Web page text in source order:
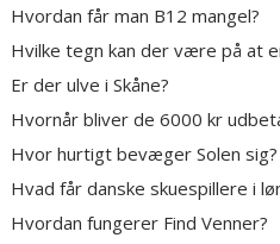
Hvordan får man B12 mangel?
Hvilke tegn kan der være på at
Er der ulve i Skåne?
Hvornår bliver de 6000 kr
Hvor hurtigt bevæger Solen sig?
Hvad får danske skuespillere i
Hvordan fungerer Find Venner?